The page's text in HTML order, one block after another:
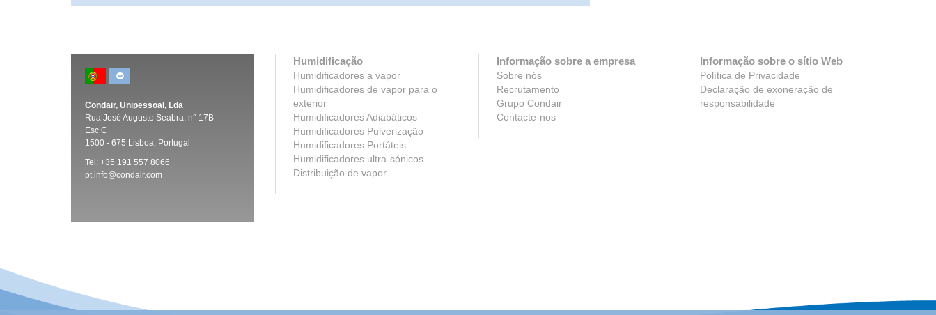
Condair, Unipessoal, Lda
Rua José Augusto Seabra. n° 17B
Esc C
1500 - 675 Lisboa, Portugal
Tel: +35 191 557 8066
pt.info@condair.com
Humidificação
Humidificadores a vapor
Humidificadores de vapor para o
exterior
Humidificadores Adiabáticos
Humidificadores Pulverização
Humidificadores Portáteis
Humidificadores ultra-sónicos
Distribuição de vapor
Informação sobre a empresa
Sobre nós
Recrutamento
Grupo Condair
Contacte-nos
Informação sobre o sítio Web
Política de Privacidade
Declaração de exoneração de
responsabilidade